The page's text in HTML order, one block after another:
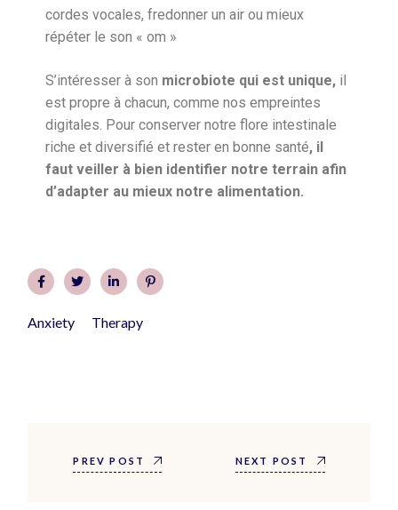
cordes vocales, fredonner un air ou mieux
répéter le son « om »
S’intéresser à son microbiote qui est unique, il
est propre à chacun, comme nos empreintes
digitales. Pour conserver notre flore intestinale
riche et diversifié et rester en bonne santé, il
faut veiller à bien identifier notre terrain afin
d’adapter au mieux notre alimentation.
Anxiety Therapy
PREV POST NEXT POST